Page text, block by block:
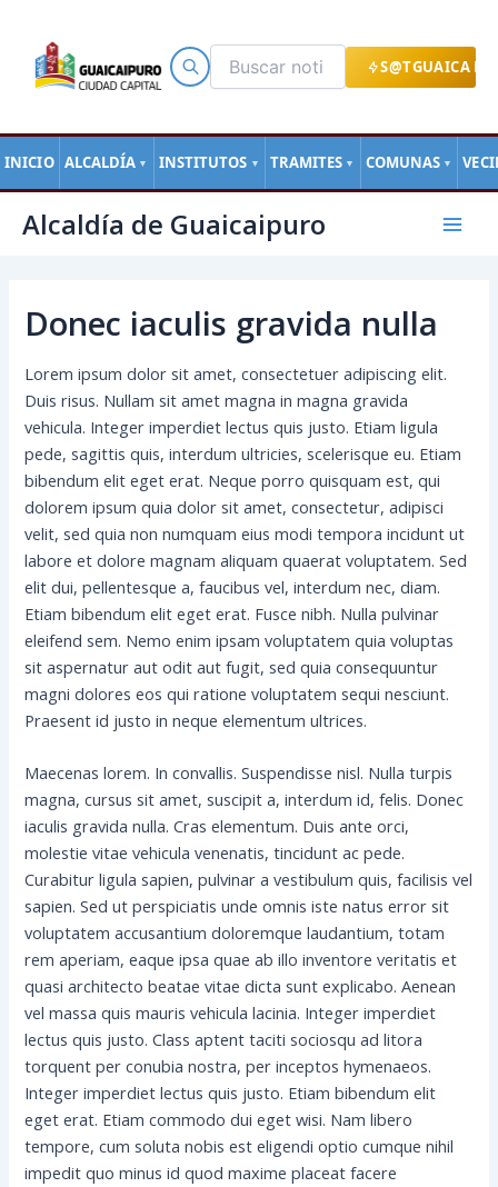
S@TGUAICA
INICIO ALCALDÍA ▼ INSTITUTOS ▼ TRAMITES ▼ COMUNAS ▼
contenido
Alcaldía de Guaicaipuro
Main
Donec iaculis gravida nulla
Lorem ipsum dolor sit amet, consectetuer adipiscing elit.
Duis risus. Nullam sit amet magna in magna gravida
vehicula. Integer imperdiet lectus quis justo. Etiam ligula
pede, sagittis quis, interdum ultricies, scelerisque eu. Etiam
bibendum elit eget erat. Neque porro quisquam est, qui
dolorem ipsum quia dolor sit amet, consectetur, adipisci
velit, sed quia non numquam eius modi tempora incidunt ut
labore et dolore magnam aliquam quaerat voluptatem. Sed
elit dui, pellentesque a, faucibus vel, interdum nec, diam.
Etiam bibendum elit eget erat. Fusce nibh. Nulla pulvinar
eleifend sem. Nemo enim ipsam voluptatem quia voluptas
sit aspernatur aut odit aut fugit, sed quia consequuntur
magni dolores eos qui ratione voluptatem sequi nesciunt.
Praesent id justo in neque elementum ultrices.
Maecenas lorem. In convallis. Suspendisse nisl. Nulla turpis
magna, cursus sit amet, suscipit a, interdum id, felis. Donec
iaculis gravida nulla. Cras elementum. Duis ante orci,
molestie vitae vehicula venenatis, tincidunt ac pede.
Curabitur ligula sapien, pulvinar a vestibulum quis, facilisis vel
sapien. Sed ut perspiciatis unde omnis iste natus error sit
voluptatem accusantium doloremque laudantium, totam
rem aperiam, eaque ipsa quae ab illo inventore veritatis et
quasi architecto beatae vitae dicta sunt explicabo. Aenean
vel massa quis mauris vehicula lacinia. Integer imperdiet
lectus quis justo. Class aptent taciti sociosqu ad litora
torquent per conubia nostra, per inceptos hymenaeos.
Integer imperdiet lectus quis justo. Etiam bibendum elit
eget erat. Etiam commodo dui eget wisi. Nam libero
tempore, cum soluta nobis est eligendi optio cumque nihil
impedit quo minus id quod maxime placeat facere
de